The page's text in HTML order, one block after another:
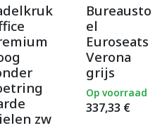
zw
Bureausto
el
Euroseats
Verona
grijs
337,33 €
Op voorraad